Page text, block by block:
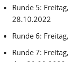
Runde 5: Freitag,
28.10.2022
Runde 6: Freitag,
Runde 7: Freitag,